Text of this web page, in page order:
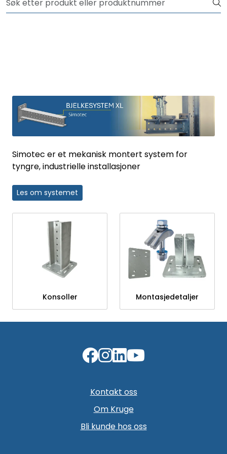
Skip to main contentNYHET! 150 nye varer
Simotec er et mekanisk montert system for
tyngre, industrielle installasjoner
Les om systemet
Konsoller Montasjedetaljer
Kontakt oss
Om Kruge
Bli kunde hos oss
Rådgivning
Nyttige verktøy
Kontakt oss